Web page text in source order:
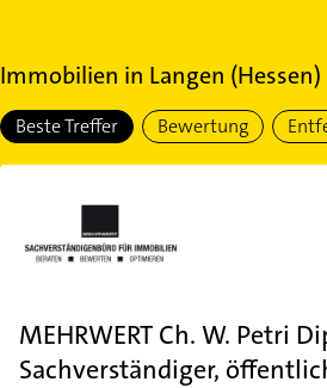
Immobilien in Langen
Beste Treffer Bewertung
MEHRWERT Ch. W. Petri
Sachverständiger,